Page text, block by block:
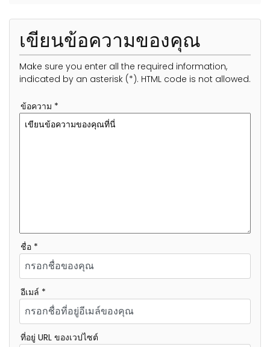
เขียนข้อความของคุณ
Make sure you enter all the required information,
indicated by an asterisk (*). HTML code is not allowed.
ข้อความ *
ชื่อ *
อีเมล์ *
ที่อยู่ URL ของเวปไซต์